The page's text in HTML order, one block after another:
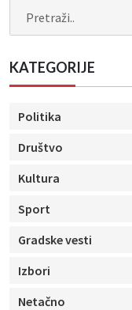
KATEGORIJE
Politika
Društvo
Kultura
Sport
Gradske vesti
Izbori
Netačno